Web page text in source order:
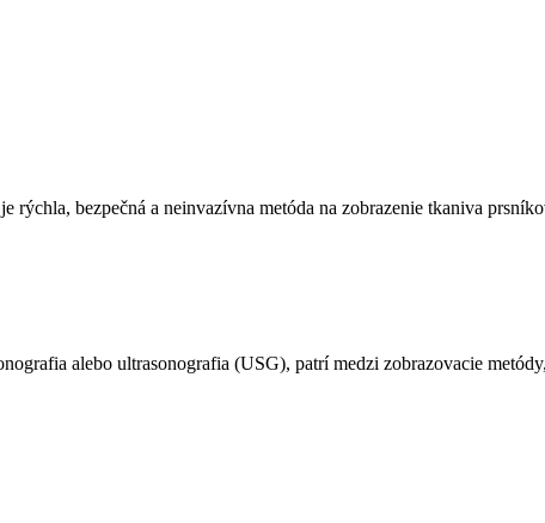
bezpečná a neinvazívna metóda na zobrazenie tkaniva
alebo ultrasonografia (USG), patrí medzi zobrazovacie